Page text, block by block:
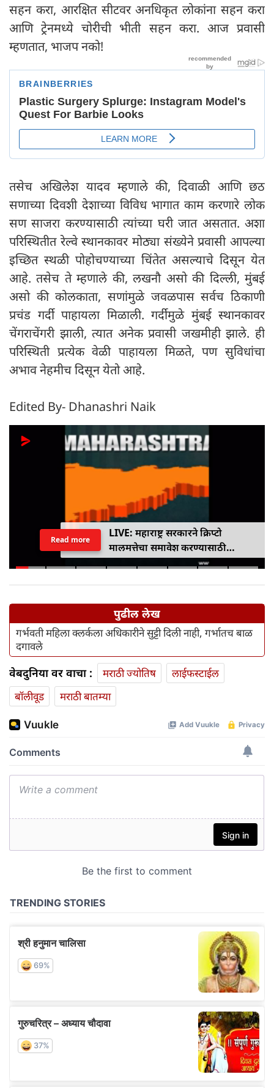
सहन करा, आरक्षित सीटवर अनधिकृत लोकांना सहन करा
आणि ट्रेनमध्ये चोरीची भीती सहन करा. आज प्रवासी
म्हणतात, भाजप नको!
तसेच अखिलेश यादव म्हणाले की, दिवाळी आणि छठ
सणाच्या दिवशी देशाच्या विविध भागात काम करणारे लोक
सण साजरा करण्यासाठी त्यांच्या घरी जात असतात. अशा
परिस्थितीत रेल्वे स्थानकावर मोठ्या संख्येने प्रवासी आपल्या
इच्छित स्थळी पोहोचण्याच्या चिंतेत असल्याचे दिसून येत
आहे. तसेच ते म्हणाले की, लखनौ असो की दिल्ली, मुंबई
असो की कोलकाता, सणांमुळे जवळपास सर्वच ठिकाणी
प्रचंड गर्दी पाहायला मिळाली. गर्दीमुळे मुंबई स्थानकावर
चेंगराचेंगरी झाली, त्यात अनेक प्रवासी जखमीही झाले. ही
परिस्थिती प्रत्येक वेळी पाहायला मिळते, पण सुविधांचा
अभाव नेहमीच दिसून येतो आहे.
Edited By- Dhanashri Naik
LIVE: महाराष्ट्र सरकारने क्रिप्टो
मालमत्तेचा समावेश करण्यासाठी
एमपीआयडी कायद्यात दुरुस्ती केली
Read more
पुढील लेख
गर्भवती महिला क्लर्कला अधिकारीने सुट्टी दिली नाही, गर्भातच बाळ
दगावले
वेबदुनिया वर वाचा : मराठी ज्योतिष
लाईफस्टाईल
बॉलीवूड
मराठी बातम्या